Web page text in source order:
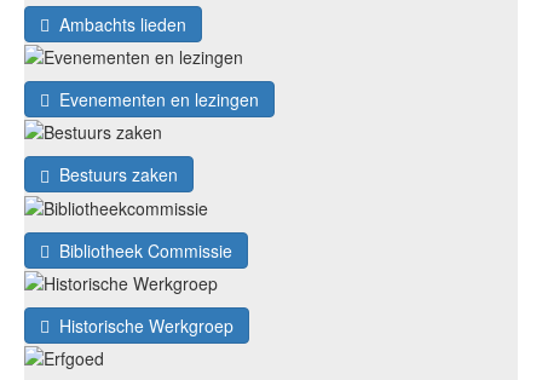
Ambachts lieden
Evenementen en lezingen
Bestuurs zaken
Bibliotheek Commissie
Historische Werkgroep